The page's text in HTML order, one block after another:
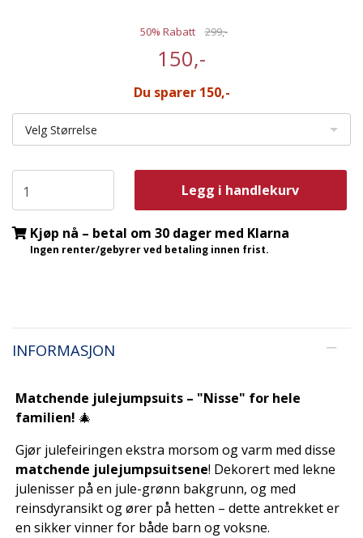
50% Rabatt 299,-
150,-
Du sparer 150,-
Velg Størrelse
Legg i handlekurv
Kjøp nå – betal om 30 dager med Klarna
Ingen renter/gebyrer ved betaling innen frist.
INFORMASJON
Matchende julejumpsuits – "Nisse" for hele
familien! 🎄
Gjør julefeiringen ekstra morsom og varm med disse
matchende julejumpsuitsene! Dekorert med lekne
julenisser på en jule-grønn bakgrunn, og med
reinsdyransikt og ører på hetten – dette antrekket er
en sikker vinner for både barn og voksne.